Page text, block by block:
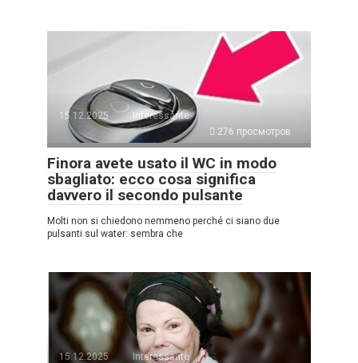
15.12.2025
Interessante
276 просмотров
Finora avete usato il WC in modo
sbagliato: ecco cosa significa
davvero il secondo pulsante
Molti non si chiedono nemmeno perché ci siano due
pulsanti sul water: sembra che
15.12.2025
Interessante